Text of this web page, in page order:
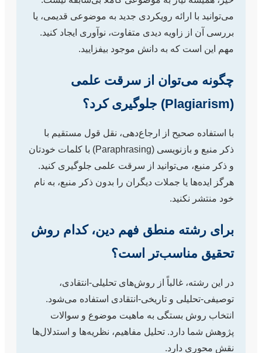
می‌توانید با ارائه رویکردی جدید به موضوعی قدیمی، یا
بررسی آن از زاویه دیدی متفاوت، نوآوری ایجاد کنید.
مهم این است که به دانش موجود بیفزایید.
چگونه می‌توان از سرقت علمی
(Plagiarism) جلوگیری کرد؟
با استفاده صحیح از ارجاع‌دهی، نقل قول مستقیم با
ذکر منبع و بازنویسی (Paraphrasing) با کلمات خودتان
و ذکر منبع، می‌توانید از سرقت علمی جلوگیری کنید.
هرگز ایده‌ها یا جملات دیگران را بدون ذکر منبع، به نام
خود منتشر نکنید.
برای رشته منطق فهم دین، کدام روش
تحقیق مناسب‌تر است؟
در این رشته، غالباً از روش‌های تحلیلی-انتقادی،
توصیفی-تحلیلی و تاریخی-انتقادی استفاده می‌شود.
انتخاب روش بستگی به ماهیت موضوع و سوالات
پژوهش شما دارد. تحلیل مفاهیم، نظریه‌ها و استدلال‌ها
نقش محوری دارد.